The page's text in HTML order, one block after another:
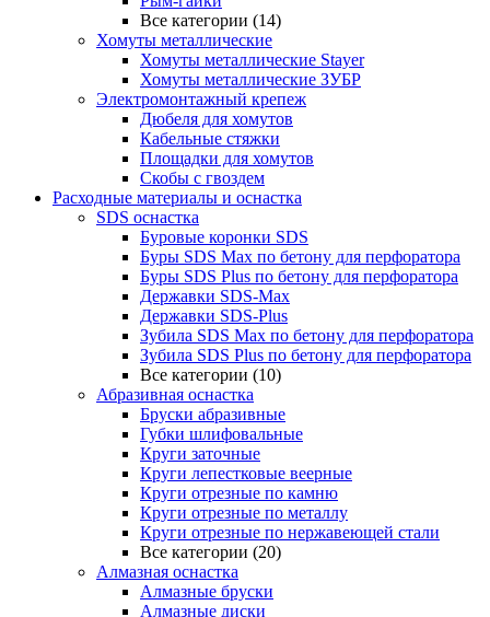
Все категории (14)
Хомуты металлические
Хомуты металлические Stayer
Хомуты металлические ЗУБР
Электромонтажный крепеж
Дюбеля для хомутов
Кабельные стяжки
Площадки для хомутов
Скобы с гвоздем
Расходные материалы и оснастка
SDS оснастка
Буровые коронки SDS
Буры SDS Max по бетону для перфоратора
Буры SDS Plus по бетону для перфоратора
Державки SDS-Max
Державки SDS-Plus
Зубила SDS Mах по бетону для перфоратора
Зубила SDS Plus по бетону для перфоратора
Все категории (10)
Абразивная оснастка
Бруски абразивные
Губки шлифовальные
Круги заточные
Круги лепестковые веерные
Круги отрезные по камню
Круги отрезные по металлу
Круги отрезные по нержавеющей стали
Все категории (20)
Алмазная оснастка
Алмазные бруски
Алмазные диски